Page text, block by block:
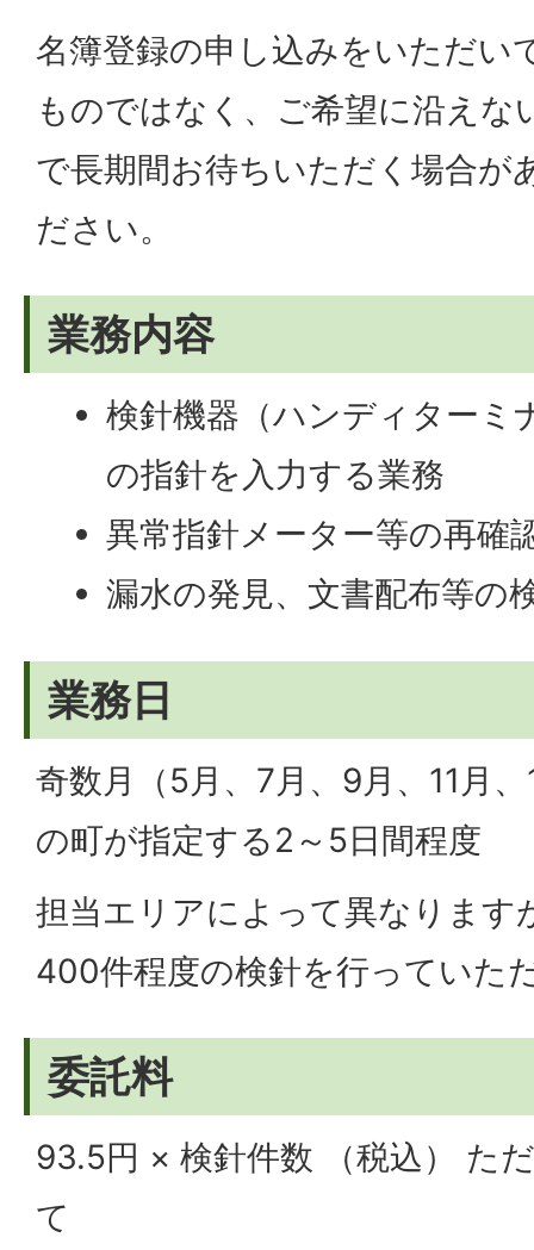
名簿登録の申し込みをいただい
ものではなく、ご希望に沿えな
で長期間お待ちいただく場合が
ださい。
業務内容
検針機器（ハンディターミ
の指針を入力する業務
異常指針メーター等の再確
漏水の発見、文書配布等の
業務日
奇数月（5月、7月、9月、11月
の町が指定する2～5日間程度
担当エリアによって異なります
400件程度の検針を行っていた
委託料
93.5円 × 検針件数 （税込） た
て